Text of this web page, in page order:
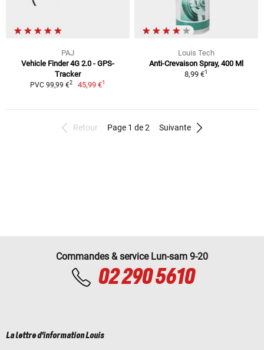
PAJ
Vehicle Finder 4G 2.0 - GPS-
Tracker
PVC 99,99 €2 45,99 €1
Louis Tech
Anti-Crevaison Spray, 400 Ml
8,99 €1
Retour Page 1 de 2 Suivante
Commandes & service Lun-sam 9-20
02 290 5610
La lettre d'information Louis